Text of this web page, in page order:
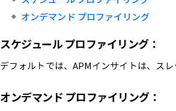
オンデマンド プロファイリング
スケジュール プロファイリング：
デフォルトでは、APMインサイトは、ス
オンデマンド プロファイリング：